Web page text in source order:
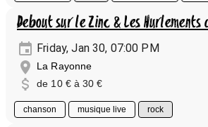
Debout sur le Zinc & Les Hurlements
Friday, Jan 30, 07:00 PM
La Rayonne
de 10 € à 30 €
chanson musique live rock